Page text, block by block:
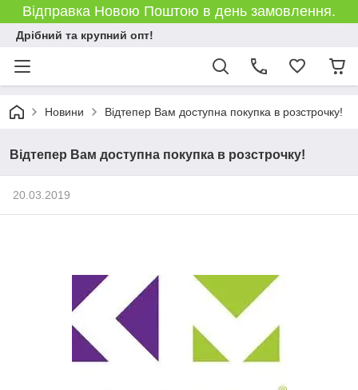
Відправка Новою Поштою в день замовлення.
Дрібний та крупний опт!
Новини Відтепер Вам доступна покупка в розстрочку!
Відтепер Вам доступна покупка в розстрочку!
20.03.2019